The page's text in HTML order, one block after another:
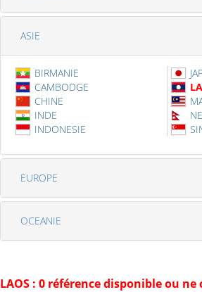
ASIE
BIRMANIE
CAMBODGE
CHINE
INDE
INDONESIE
EUROPE
OCEANIE
LAOS : 0 référence disponible ou